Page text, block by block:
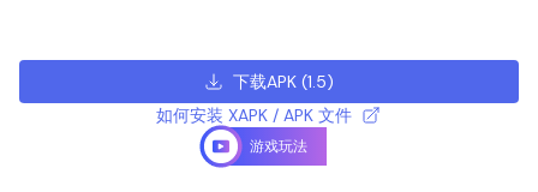
下载APK(1.5)
如何安装 XAPK / APK 文件
游戏玩法